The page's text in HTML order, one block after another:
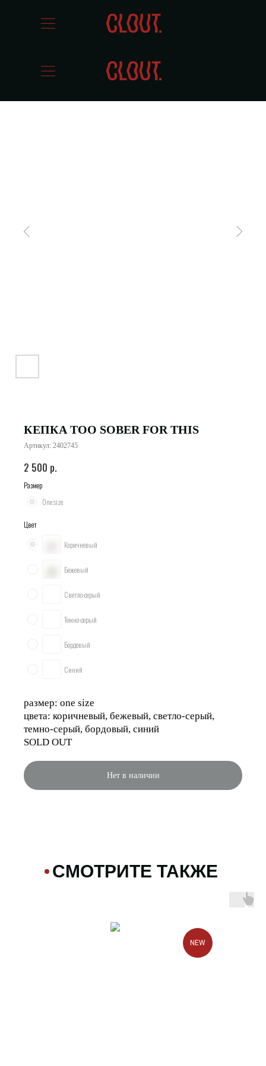
КЕПКА TOO SOBER FOR THIS
Артикул: 2402745
2 500 р.
Размер
One size
Цвет
Коричневый
Бежевый
Светло-серый
Темно-серый
Бордовый
Синий
размер: one size
цвета: коричневый, бежевый, светло-серый,
темно-серый, бордовый, синий
SOLD OUT
Нет в наличии
СМОТРИТЕ ТАКЖЕ
NEW